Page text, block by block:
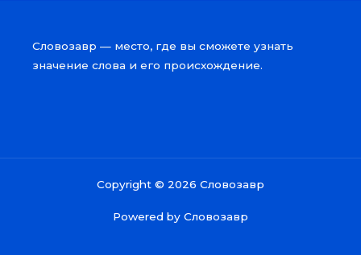
Словозавр — место, где вы сможете узнать
значение слова и его происхождение.
Copyright © 2026 Словозавр
Powered by Словозавр